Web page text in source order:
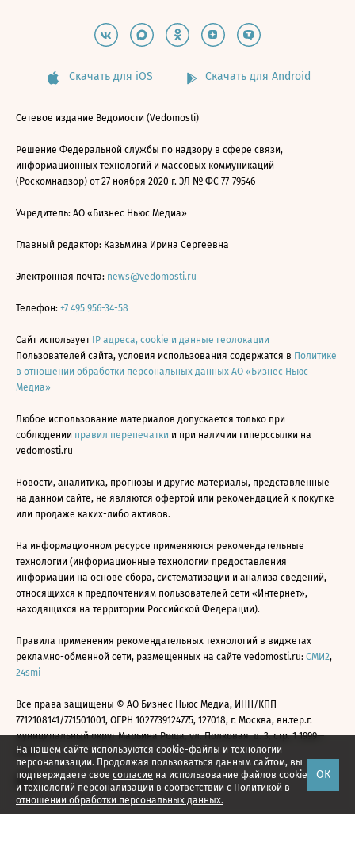
На нашем сайте используются cookie-файлы и технологии
персонализации. Продолжая пользоваться данным сайтом, вы
подтверждаете свое согласие на использование файлов cookie
и технологий персонализации в соответствии с Политикой в
отношении обработки персональных данных.
ОК
Скачать для iOS Скачать для Android
Сетевое издание Ведомости (Vedomosti)
Решение Федеральной службы по надзору в сфере связи,
информационных технологий и массовых коммуникаций
(Роскомнадзор) от 27 ноября 2020 г. ЭЛ № ФС 77-79546
Учредитель: АО «Бизнес Ньюс Медиа»
Главный редактор: Казьмина Ирина Сергеевна
Электронная почта: news@vedomosti.ru
Телефон: +7 495 956-34-58
Сайт использует IP адреса, cookie и данные геолокации
Пользователей сайта, условия использования содержатся в Политике
в отношении обработки персональных данных АО «Бизнес Ньюс
Медиа»
Любое использование материалов допускается только при
соблюдении правил перепечатки и при наличии гиперссылки на
vedomosti.ru
Новости, аналитика, прогнозы и другие материалы, представленные
на данном сайте, не являются офертой или рекомендацией к покупке
или продаже каких-либо активов.
На информационном ресурсе применяются рекомендательные
технологии (информационные технологии предоставления
информации на основе сбора, систематизации и анализа сведений,
относящихся к предпочтениям пользователей сети «Интернет»,
находящихся на территории Российской Федерации).
Правила применения рекомендательных технологий в виджетах
рекламно-обменной сети, размещенных на сайте vedomosti.ru: СМИ2,
24smi
Все права защищены © АО Бизнес Ньюс Медиа, ИНН/КПП
7712108141/771501001, ОГРН 1027739124775, 127018, г. Москва, вн.тер.г.
муниципальный округ Марьина Роща, ул. Полковая, д. 3, стр. 1 1999—
2026